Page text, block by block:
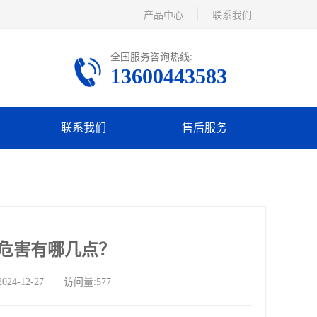
联系我们
产品中心
全国服务咨询热线:
13600443583
联系我们 售后服务
害有哪几点？
12-27 访问量:577